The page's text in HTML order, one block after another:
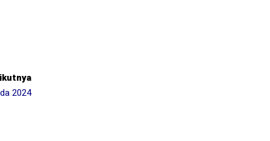
2024